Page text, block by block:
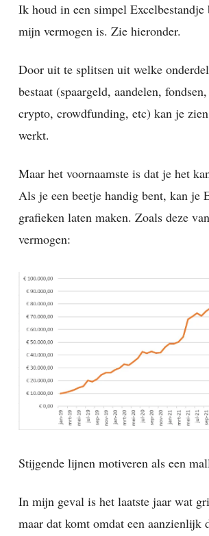
Ik houd in een simpel Excelbestandje
mijn vermogen is. Zie hieronder.
Door uit te splitsen uit welke
bestaat (spaargeld, aandelen,
crypto, crowdfunding, etc) kan je
werkt.
Maar het voornaamste is dat je het
Als je een beetje handig bent, kan je
grafieken laten maken. Zoals deze
vermogen:
Stijgende lijnen motiveren als een
In mijn geval is het laatste jaar wat
maar dat komt omdat een aanzienlijk